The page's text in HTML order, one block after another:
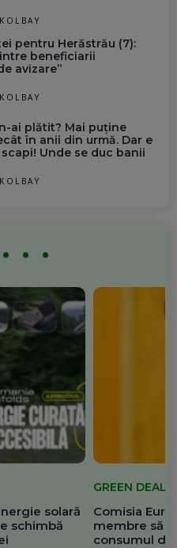
pentru Herăstrău (7):
beneficiarii
avizare”
ai plătit? Mai puține
în anii din urmă. Dar e
Unde se duc banii
solară
schimbă
GREEN DEAL
Comisia
membre să
consumul de